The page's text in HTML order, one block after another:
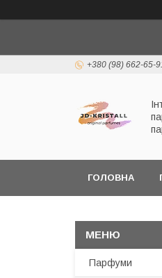
+380 (98) 662-65-
ГОЛОВНА
Парфуми